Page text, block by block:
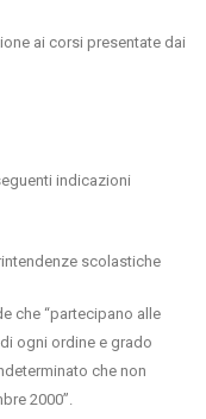
ai corsi presentate dai
indicazioni
scolastiche
che “partecipano alle
ogni ordine e grado
che non
2000”.